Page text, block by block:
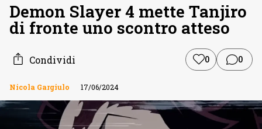
Demon Slayer 4 mette Tanjiro
di fronte uno scontro atteso
Condividi 0 0
Nicola Gargiulo 17/06/2024